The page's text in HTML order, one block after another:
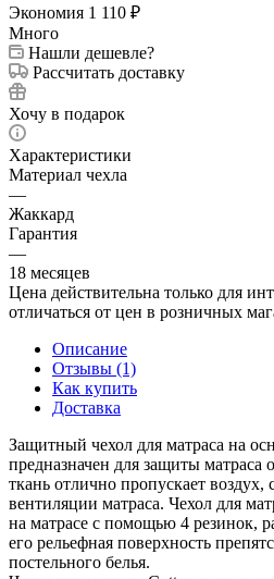
Экономия 1 110 ₽
Много
Нашли дешевле?
Рассчитать доставку
Хочу в подарок
Характеристики
Материал чехла
—
Жаккард
Гарантия
—
18 месяцев
Цена действительна только для
отличаться от цен в розничных
Описание
Отзывы (1)
Как купить
Доставка
Защитный чехол для матраса на
предназначен для защиты матраса
ткань отлично пропускает воздух,
вентиляции матраса. Чехол для
на матрасе с помощью 4 резинок,
его рельефная поверхность
постельного белья.